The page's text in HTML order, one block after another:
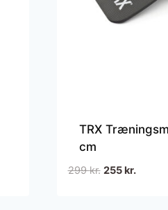
TRX
cm
299kr. Den
255kr.Den